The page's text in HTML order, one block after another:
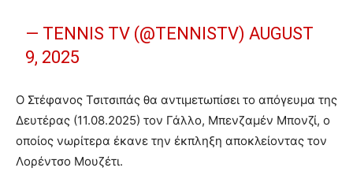
— TENNIS TV (@TENNISTV)AUGUST
9, 2025
Ο Στέφανος Τσιτσιπάς θα αντιμετωπίσει το απόγευμα της
Δευτέρας (11.08.2025) τον Γάλλο, Μπενζαμέν Μπονζί, ο
οποίος νωρίτερα έκανε την έκπληξη αποκλείοντας τον
Λορέντσο Μουζέτι.